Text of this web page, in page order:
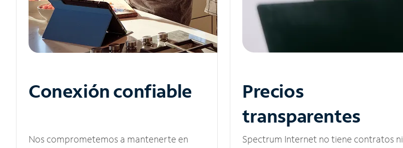
Conexión confiable
Nos comprometemos a mantenerte en
Precios
transparentes
Spectrum Internet no tiene contratos ni